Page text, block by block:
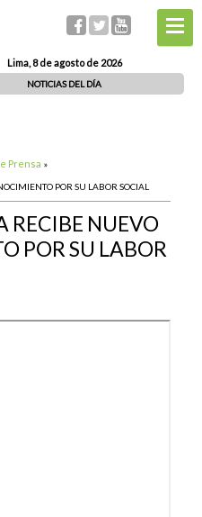
Lima, 8 de agosto de 2026
NOTICIAS DEL DÍA
Prensa »
POR SU LABOR SOCIAL
RECIBE NUEVO
POR SU LABOR